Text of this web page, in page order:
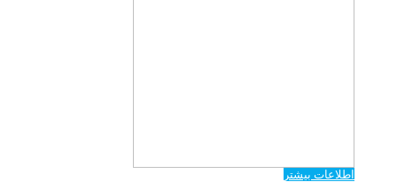
اطلاعات بیشتر